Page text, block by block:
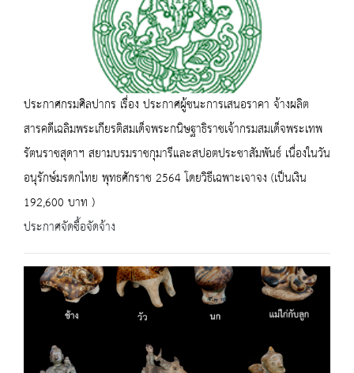
ประกาศกรมศิลปากร เรื่อง ประกาศผู้ชนะการเสนอราคา จ้างผลิต
สารคดีเฉลิมพระเกียรติสมเด็จพระกนิษฐาธิราชเจ้ากรมสมเด็จพระเทพ
รัตนราชสุดาฯ สยามบรมราชกุมารีและสปอตประชาสัมพันธ์ เนื่องในวัน
อนุรักษ์มรดกไทย พุทธศักราช 2564 โดยวิธีเฉพาะเจาจง (เป็นเงิน
192,600 บาท )
ประกาศจัดซื้อจัดจ้าง